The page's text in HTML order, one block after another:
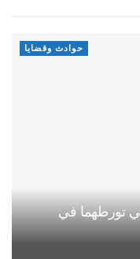
حوادث وقضايا
تورطهما في